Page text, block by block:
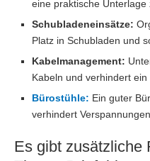
eine praktische Unterlage
Schubladeneinsätze:
Platz in Schubladen und
Kabelmanagement:
Kabeln und verhindert ein
Bürostühle: Ein guter
verhindert
Es gibt zusätzliche